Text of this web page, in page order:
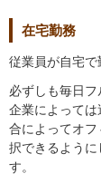
在宅勤務
従業員が自宅で
必ずしも毎日フ
企業によって
合によってオ
択できるように
す。